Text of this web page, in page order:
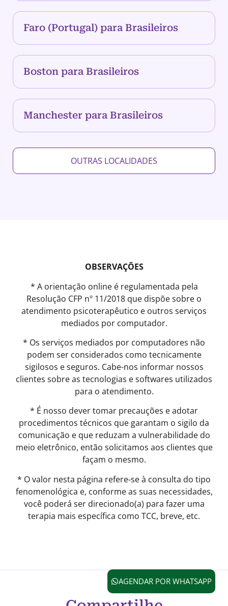
Faro (Portugal) para Brasileiros
Boston para Brasileiros
Manchester para Brasileiros
OUTRAS LOCALIDADES
OBSERVAÇÕES
* A orientação online é regulamentada pela
Resolução CFP nº 11/2018 que dispõe sobre o
atendimento psicoterapêutico e outros serviços
mediados por computador.
* Os serviços mediados por computadores não
podem ser considerados como tecnicamente
sigilosos e seguros. Cabe-nos informar nossos
clientes sobre as tecnologias e softwares utilizados
para o atendimento.
* É nosso dever tomar precauções e adotar
procedimentos técnicos que garantam o sigilo da
comunicação e que reduzam a vulnerabilidade do
meio eletrônico, então solicitamos aos clientes que
façam o mesmo.
* O valor nesta página refere-se à consulta do tipo
fenomenológica e, conforme as suas necessidades,
você poderá ser direcionado(a) para fazer uma
terapia mais específica como TCC, breve, etc.
AGENDAR POR WHATSAPP